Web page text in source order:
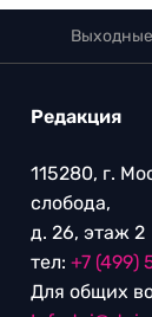
Редакция
115280, г.
слобода,
д. 26, этаж 2
тел: +7 (499)
Для общих